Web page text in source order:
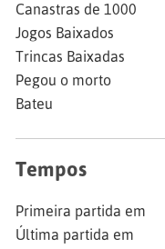
Canastras de 1000
Jogos Baixados
Trincas Baixadas
Pegou o morto
Bateu
Tempos
Primeira partida em
Última partida em